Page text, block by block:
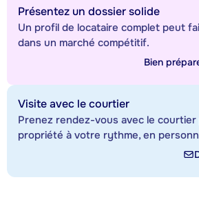
Présentez un dossier solide
Un profil de locataire complet peut
dans un marché compétitif.
Bien
Visite avec le courtier
Prenez rendez-vous avec le
propriété à votre rythme, en